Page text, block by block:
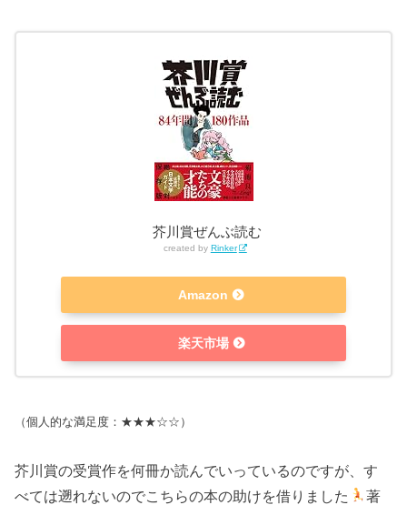
芥川賞ぜんぶ読む
created by Rinker
Amazon
楽天市場
（個人的な満足度：★★★☆☆）
芥川賞の受賞作を何冊か読んでいっているのですが、す
べては遡れないのでこちらの本の助けを借りました
著